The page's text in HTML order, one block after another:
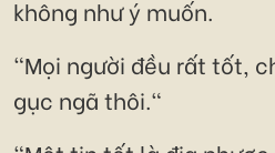
không như ý muốn.
"Mọi người đều rất tốt,
gục ngã thôi."